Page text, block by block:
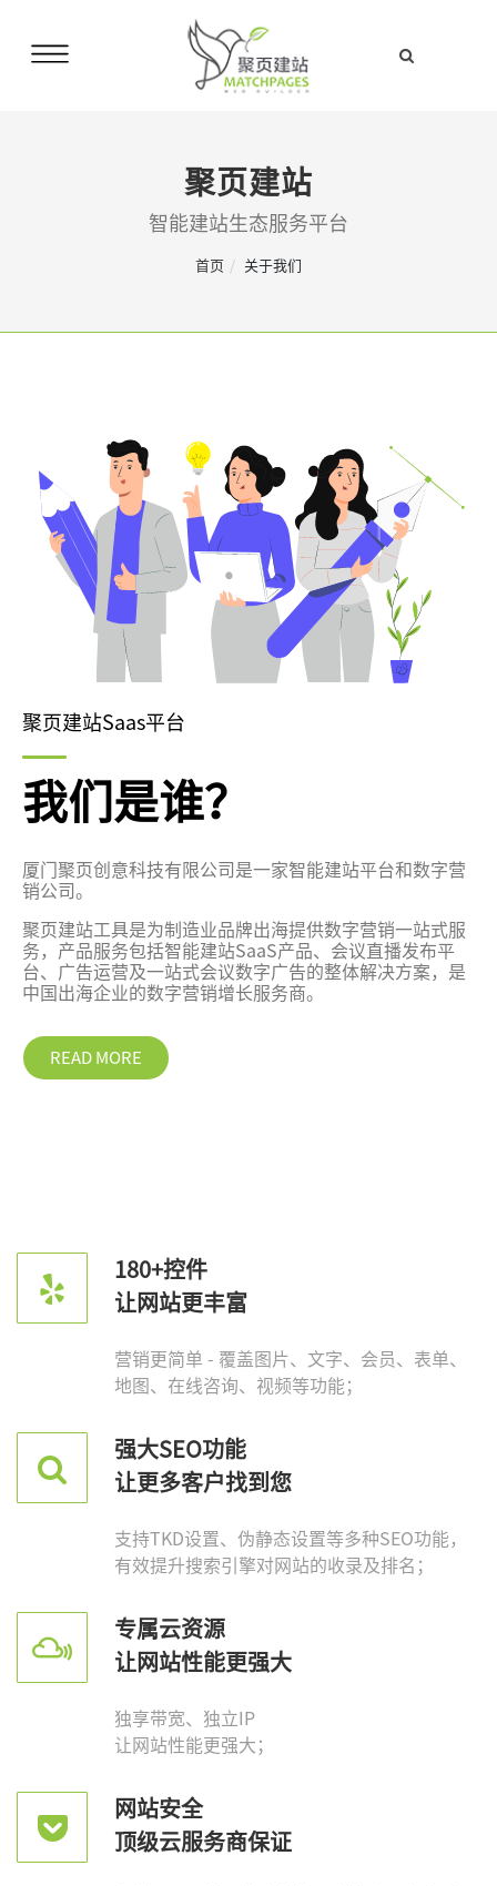
聚页建站
智能建站生态服务平台
首页 关于我们
聚页建站Saas平台
我们是谁？
厦门聚页创意科技有限公司是一家智能建站平台和数字营
销公司。
聚页建站工具是为制造业品牌出海提供数字营销一站式服
务，产品服务包括智能建站SaaS产品、会议直播发布平
台、广告运营及一站式会议数字广告的整体解决方案，是
中国出海企业的数字营销增长服务商。
READ MORE
180+控件
让网站更丰富
营销更简单 - 覆盖图片、文字、会员、表单、
地图、在线咨询、视频等功能；
强大SEO功能
让更多客户找到您
支持TKD设置、伪静态设置等多种SEO功能，
有效提升搜索引擎对网站的收录及排名；
专属云资源
让网站性能更强大
独享带宽、独立IP
让网站性能更强大；
网站安全
顶级云服务商保证